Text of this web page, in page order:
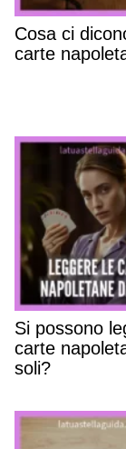
Cosa ci
carte
Si possono
carte
soli?